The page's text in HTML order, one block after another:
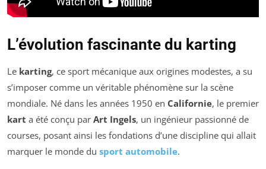
L’évolution fascinante du karting
Le karting, ce sport mécanique aux origines modestes, a su
s’imposer comme un véritable phénomène sur la scène
mondiale. Né dans les années 1950 en Californie, le premier
kart a été conçu par Art Ingels, un ingénieur passionné de
courses, posant ainsi les fondations d’une discipline qui allait
marquer le monde du sport automobile.